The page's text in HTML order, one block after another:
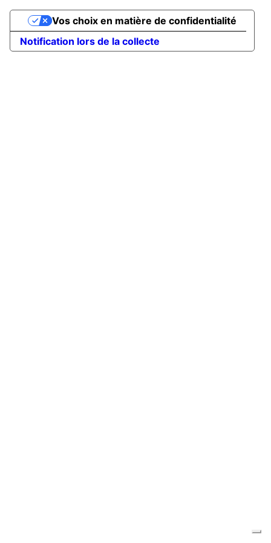
Notification lors de la collecte
Vos choix en matière de confidentialité